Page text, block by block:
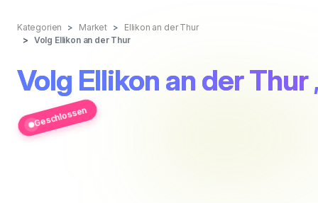
Kategorien Market
Ellikon an der Thur
Volg Ellikon an der Thur
Volg Ellikon an der Thur
Geschlossen